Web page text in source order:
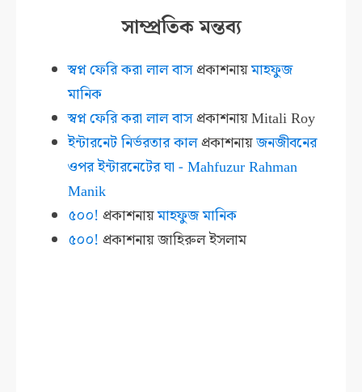
সাম্প্রতিক মন্তব্য
স্বপ্ন ফেরি করা লাল বাসপ্রকাশনায়মাহফুজ
মানিক
স্বপ্ন ফেরি করা লাল বাসপ্রকাশনায়Mitali Roy
ইন্টারনেট নির্ভরতার কালপ্রকাশনায়জনজীবনের
ওপর ইন্টারনেটের ঘা - Mahfuzur Rahman
Manik
৫০০! প্রকাশনায়মাহফুজ মানিক
৫০০! প্রকাশনায়জাহিরুল ইসলাম